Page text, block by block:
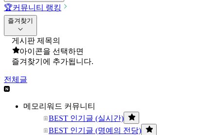
🏆커뮤니티 랭킹
즐겨찾기
게시판 제목의
아이콘을 선택하면
즐겨찾기에 추가됩니다.
전체글
메모리워드 커뮤니티
BEST 인기글 (실시간)
BEST 인기글 (명예의 전당)